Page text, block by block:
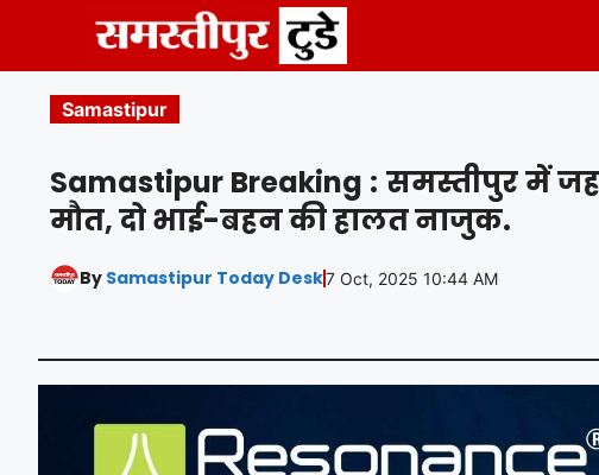
content
Samastipur
Samastipur Breaking : समस्तीपुर में
मौत, दो भाई-बहन की हालत नाजुक.
By Samastipur Today Desk7 Oct, 2025 10:44 AM